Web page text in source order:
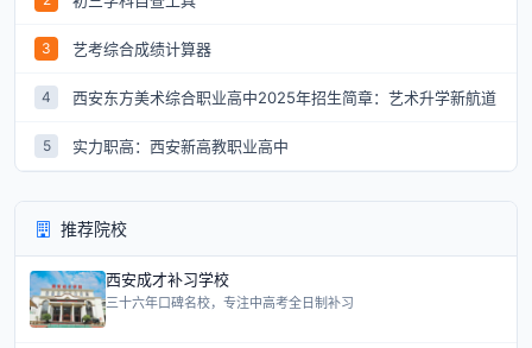
3 艺考综合成绩计算器
4 西安东方美术综合职业高中2025年招生简章：艺术升学新航道
5 实力职高：西安新高教职业高中
推荐院校
西安成才补习学校
三十六年口碑名校，专注中高考全日制补习